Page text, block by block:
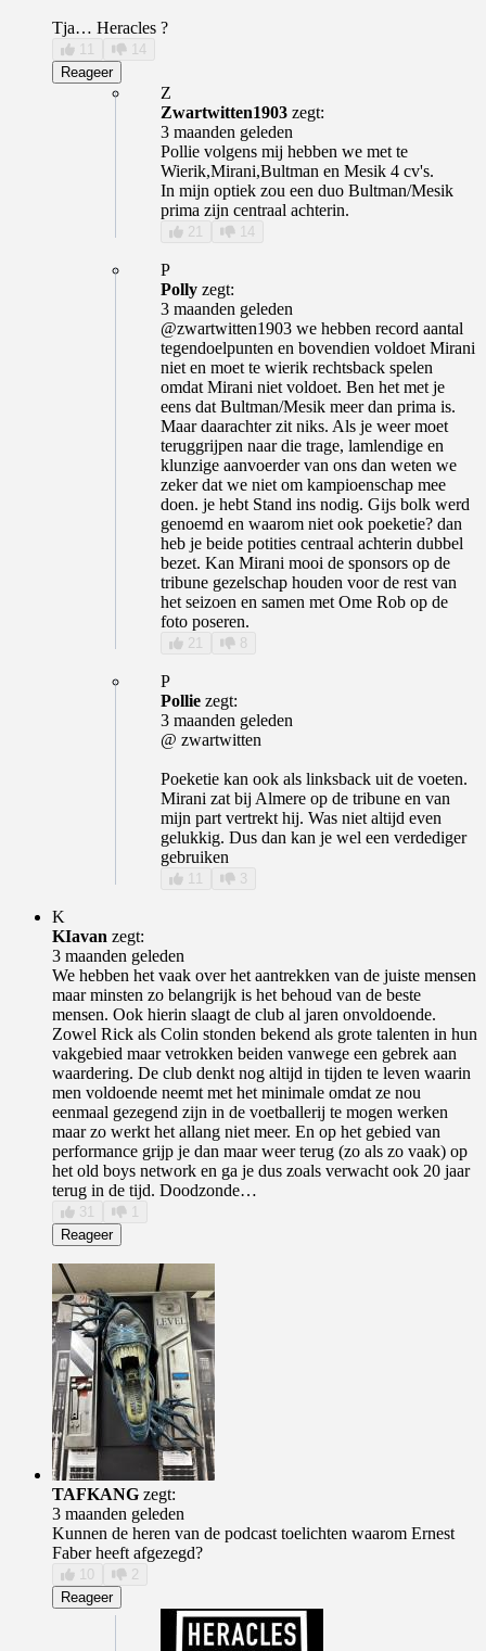
Tja… Heracles ?
11
14
Reageer
Z
Zwartwitten1903 zegt:
3 maanden geleden
Pollie volgens mij hebben we met te
Wierik,Mirani,Bultman en Mesik 4 cv's.
In mijn optiek zou een duo Bultman/Mesik
prima zijn centraal achterin.
21 14
P
Polly zegt:
3 maanden geleden
@zwartwitten1903 we hebben record aantal
tegendoelpunten en bovendien voldoet Mirani
niet en moet te wierik rechtsback spelen
omdat Mirani niet voldoet. Ben het met je
eens dat Bultman/Mesik meer dan prima is.
Maar daarachter zit niks. Als je weer moet
teruggrijpen naar die trage, lamlendige en
klunzige aanvoerder van ons dan weten we
zeker dat we niet om kampioenschap mee
doen. je hebt Stand ins nodig. Gijs bolk werd
genoemd en waarom niet ook poeketie? dan
heb je beide potities centraal achterin dubbel
bezet. Kan Mirani mooi de sponsors op de
tribune gezelschap houden voor de rest van
het seizoen en samen met Ome Rob op de
foto poseren.
21 8
P
Pollie zegt:
3 maanden geleden
@ zwartwitten
Poeketie kan ook als linksback uit de voeten.
Mirani zat bij Almere op de tribune en van
mijn part vertrekt hij. Was niet altijd even
gelukkig. Dus dan kan je wel een verdediger
gebruiken
11 3
K
KIavan zegt:
3 maanden geleden
We hebben het vaak over het aantrekken van de juiste mensen
maar minsten zo belangrijk is het behoud van de beste
mensen. Ook hierin slaagt de club al jaren onvoldoende.
Zowel Rick als Colin stonden bekend als grote talenten in hun
vakgebied maar vetrokken beiden vanwege een gebrek aan
waardering. De club denkt nog altijd in tijden te leven waarin
men voldoende neemt met het minimale omdat ze nou
eenmaal gezegend zijn in de voetballerij te mogen werken
maar zo werkt het allang niet meer. En op het gebied van
performance grijp je dan maar weer terug (zo als zo vaak) op
het old boys network en ga je dus zoals verwacht ook 20 jaar
terug in de tijd. Doodzonde…
31
1
Reageer
TAFKANG zegt:
3 maanden geleden
Kunnen de heren van de podcast toelichten waarom Ernest
Faber heeft afgezegd?
10
2
Reageer